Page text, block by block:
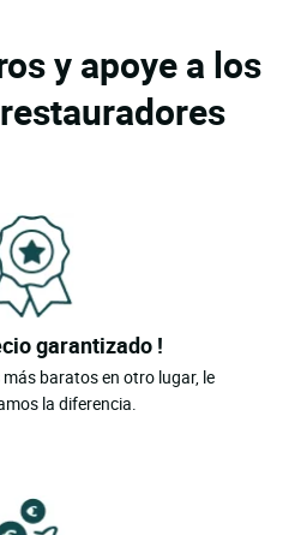
y apoye a los
garantizado !
baratos en otro lugar, le
la diferencia.